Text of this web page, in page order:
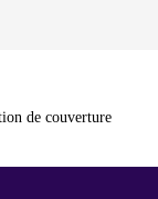
de couverture